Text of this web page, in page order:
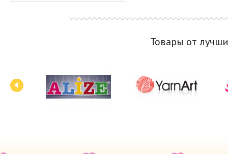
Товары от